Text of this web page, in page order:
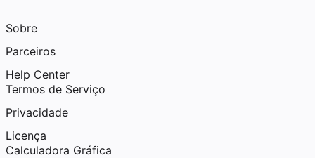
Sobre
Parceiros
Help Center
Termos de Serviço
Privacidade
Licença
Calculadora Gráfica